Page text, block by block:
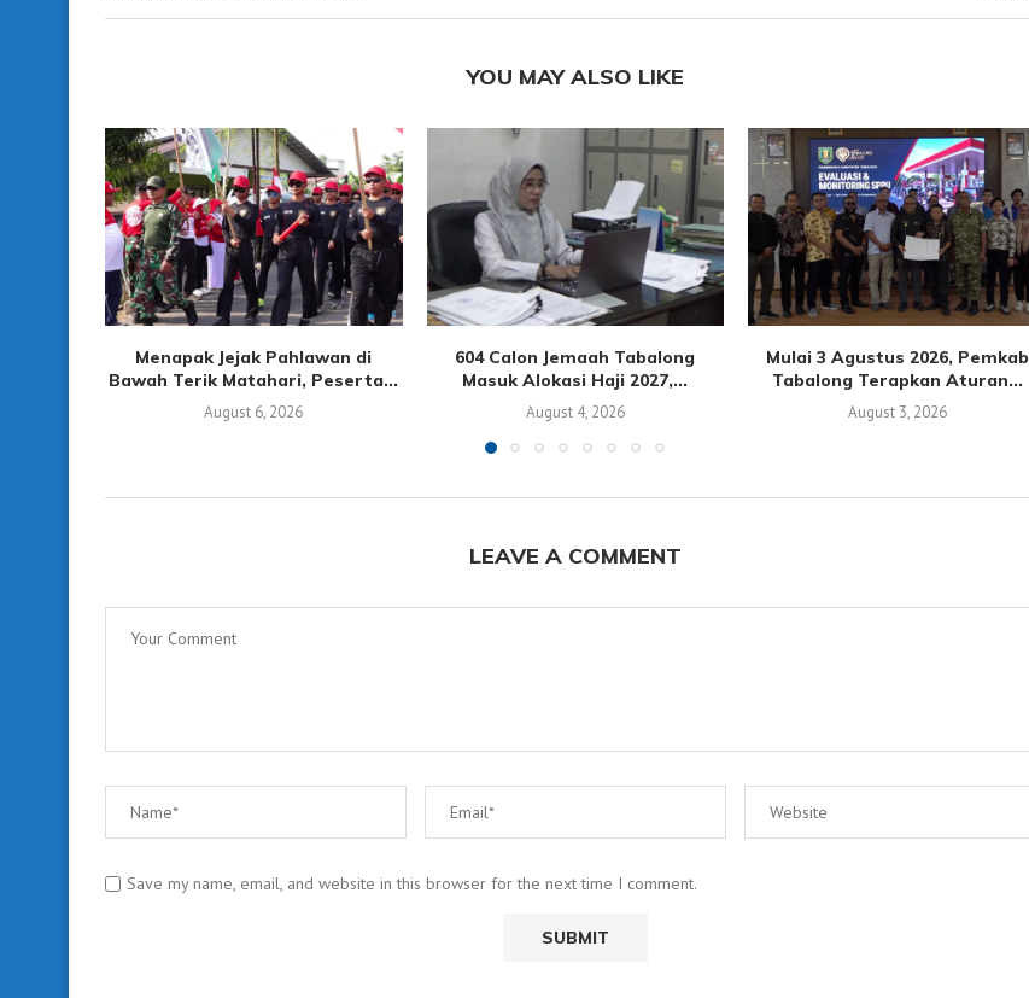
YOU MAY ALSO LIKE
Menapak Jejak Pahlawan di
Bawah Terik Matahari, Peserta...
August 6, 2026
604 Calon Jemaah Tabalong
Masuk Alokasi Haji 2027,...
August 4, 2026
Mulai 3 Agustus 2026, Pemkab
Tabalong Terapkan Aturan...
August 3, 2026
LEAVE A COMMENT
Save my name, email, and website in this browser for the next time I comment.